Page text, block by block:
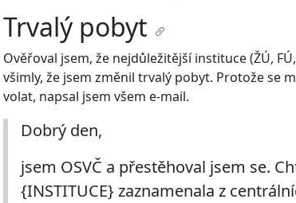
Trvalý pobyt
Ověřoval jsem, že nejdůležitější instituce (ŽÚ,
všimly, že jsem změnil trvalý pobyt. Protože se
volat, napsal jsem všem e-mail.
Dobrý den,
jsem OSVČ a přestěhoval jsem se.
{INSTITUCE} zaznamenala z